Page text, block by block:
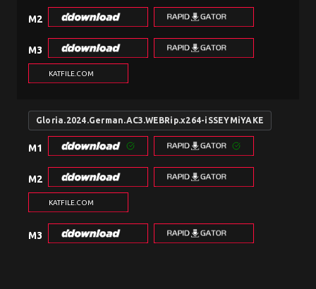
M2
M3
KATFILE.COM
Gloria.2024.German.AC3.WEBRip.x264-iSSEYMiYAKE
M1
M2
KATFILE.COM
M3